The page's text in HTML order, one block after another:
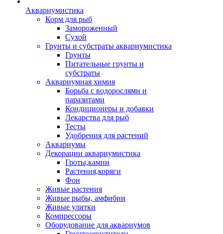
Аквариумистика
Корм для рыб
Замороженный
Сухой
Грунты и субстраты аквариумистика
Грунты
Питательные грунты и
субстраты
Аквариумная химия
Борьба с водорослями и
паразитами
Кондиционеры и добавки
Лекарства для рыб
Тесты
Удобрения для растений
Аквариумы
Декорации аквариумистика
Гроты,камни
Растения,коряги
Фон
Живые растения
Живые рыбы, амфибии
Живые улитки
Компрессоры
Оборудование для аквариумов